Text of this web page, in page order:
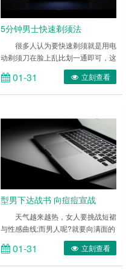
5分钟男士快速剃须法
很多人认为要快速剃须就是用电
动剃须刀在脸上乱比划一通即可，这
样不到两分钟就能完事，虽然有达到
修剪胡须的目的，但是也有不好的地
方。首先，由于没有涂有润滑效果的
伤皮肤，再者，也剃不干净。所以现
在很多的电动剃须刀都出了干湿两用
的功能，就是意识到了这一点。
01-31 立刻查看
型男下达战书 向痘痘宣战
天气越来越热，女人要挑战短裙
与性感曲线;而男人呢?就要向满面的
油光与令人厌恶的痘痘发起挑战了。
……01-31 立刻查看